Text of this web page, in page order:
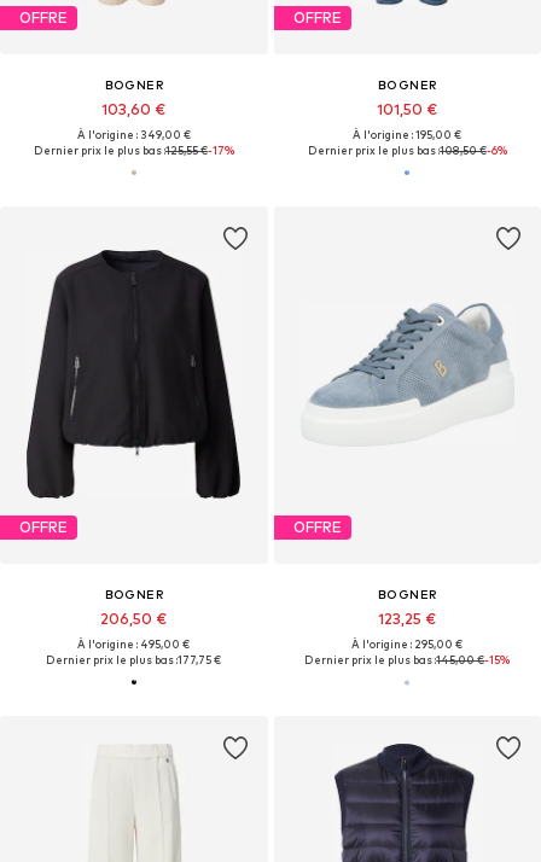
OFFRE
BOGNER
103,60 €
À l'origine : 349,00 €
Dernier prix le plus bas :125,55 €-17%
OFFRE
BOGNER
101,50 €
À l'origine : 195,00 €
Dernier prix le plus bas :108,50 €-6%
OFFRE
BOGNER
206,50 €
À l'origine : 495,00 €
Dernier prix le plus bas :177,75 €
OFFRE
BOGNER
123,25 €
À l'origine : 295,00 €
Dernier prix le plus bas :145,00 €-15%